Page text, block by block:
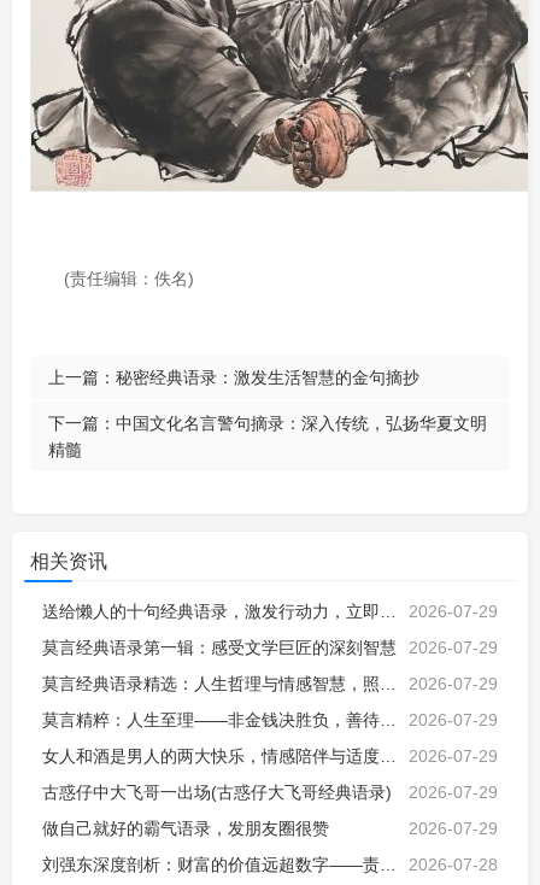
(责任编辑：佚名)
上一篇： 秘密经典语录：激发生活智慧的金句摘抄
下一篇： 中国文化名言警句摘录：深入传统，弘扬华夏文明
精髓
相关资讯
2026-07-29
2026-07-29
莫言经典语录第一辑：感受文学巨匠的深刻智慧
2026-07-29
2026-07-29
2026-07-29
2026-07-29
古惑仔中大飞哥一出场(古惑仔大飞哥经典语录)
2026-07-29
做自己就好的霸气语录，发朋友圈很赞
2026-07-28